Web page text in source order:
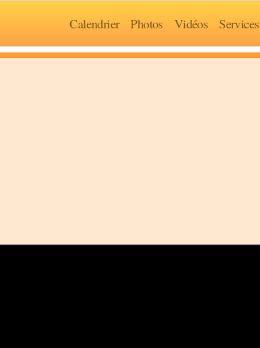
Calendrier Photos Vidéos Services